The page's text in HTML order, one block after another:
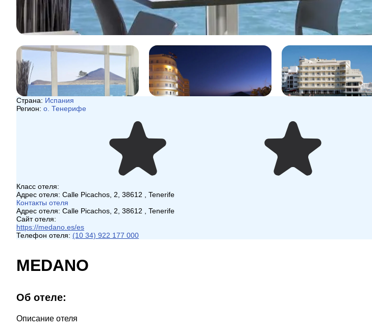
Страна: Испания
Регион: о. Тенерифе
Класс отеля:
Адрес отеля: Calle Picachos, 2, 38612 , Tenerife
Контакты отеля
Адрес отеля: Calle Picachos, 2, 38612 , Tenerife
Сайт отеля:
https://medano.es/es
Телефон отеля: (10 34) 922 177 000
MEDANO
Об отеле:
Описание отеля